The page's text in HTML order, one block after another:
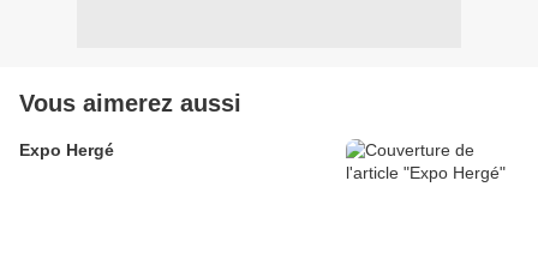
Vous aimerez aussi
Expo Hergé